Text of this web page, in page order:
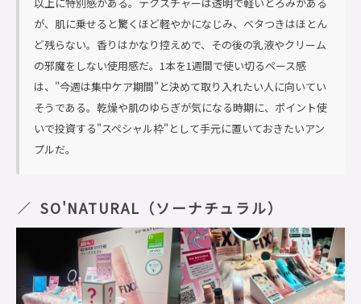
以上に特別感がある。テクスチャーは透明で軽いとろみがある
が、肌に乗せると驚くほど軽やかになじみ、ベタつきはほとん
ど残らない。香りはかなり控えめで、その後の乳液やクリーム
の邪魔をしない使用感だ。1本を1週間で使い切るペース感
は、"今週は集中ケア期間"と決めて取り入れたい人に向いてい
そうである。乾燥や肌のゆらぎが気になる時期に、ポイント使
いで投資する"スペシャル枠"として手元に置いておきたいアン
プルだ。
SO'NATURAL（ソーナチュラル）